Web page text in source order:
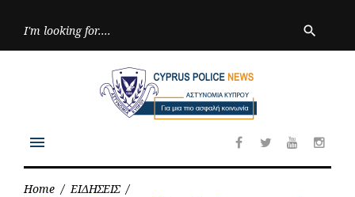
search
Facebook
TwitterYoutube
menu
Home / ΕΙΔΗΣΕΙΣ /